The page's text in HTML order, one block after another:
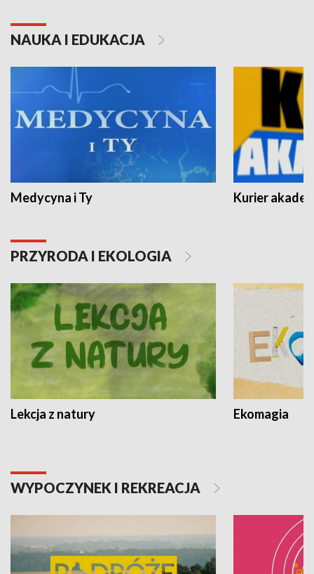
NAUKA I EDUKACJA
Medycyna i Ty Kurier
PRZYRODA I EKOLOGIA
Lekcja z natury Ekomagia
WYPOCZYNEK I REKREACJA